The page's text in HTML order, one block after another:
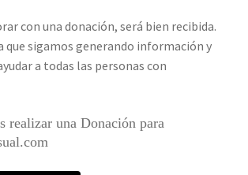
con una donación, será bien recibida.
que sigamos generando información y
a todas las personas con
realizar una Donación para